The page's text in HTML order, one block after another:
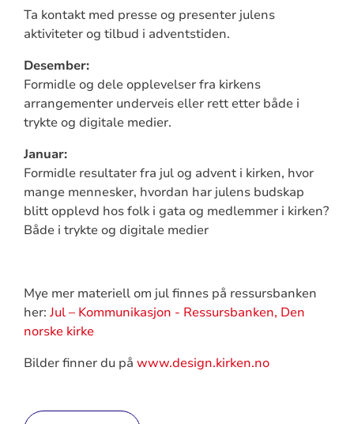
Ta kontakt med presse og presenter julens
aktiviteter og tilbud i adventstiden.
Desember:
Formidle og dele opplevelser fra kirkens
arrangementer underveis eller rett etter både i
trykte og digitale medier.
Januar:
Formidle resultater fra jul og advent i kirken, hvor
mange mennesker, hvordan har julens budskap
blitt opplevd hos folk i gata og medlemmer i kirken?
Både i trykte og digitale medier
Mye mer materiell om jul finnes på ressursbanken
her: Jul – Kommunikasjon - Ressursbanken, Den
norske kirke
Bilder finner du på www.design.kirken.no